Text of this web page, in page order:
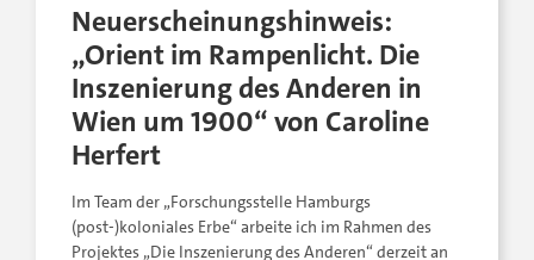
Neuerscheinungshinweis:
„Orient im Rampenlicht. Die
Inszenierung des Anderen in
Wien um 1900“ von Caroline
Herfert
Im Team der „Forschungsstelle Hamburgs
(post-)koloniales Erbe“ arbeite ich im Rahmen des
Projektes „Die Inszenierung des Anderen“ derzeit an